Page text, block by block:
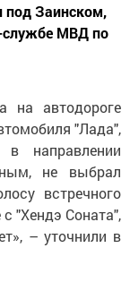
под Заинском,
службе МВД по
на автодороге
"Лада",
направлении
не выбрал
встречного
"Хендэ Соната",
– уточнили в